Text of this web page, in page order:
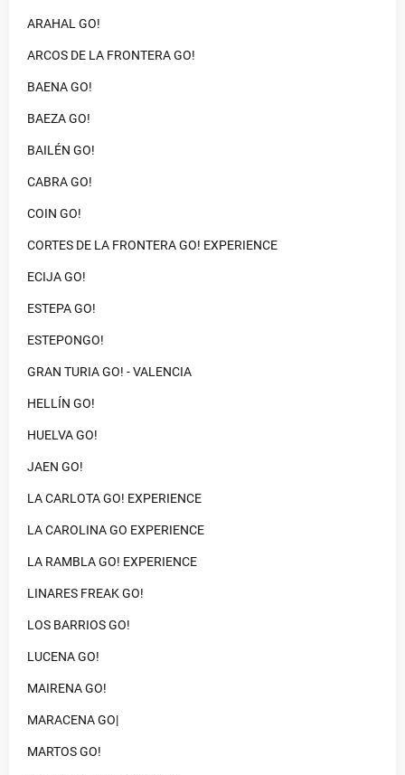
ARAHAL GO!
ARCOS DE LA FRONTERA GO!
BAENA GO!
BAEZA GO!
BAILÉN GO!
CABRA GO!
COIN GO!
CORTES DE LA FRONTERA GO! EXPERIENCE
ECIJA GO!
ESTEPA GO!
ESTEPONGO!
GRAN TURIA GO! - VALENCIA
HELLÍN GO!
HUELVA GO!
JAEN GO!
LA CARLOTA GO! EXPERIENCE
LA CAROLINA GO EXPERIENCE
LA RAMBLA GO! EXPERIENCE
LINARES FREAK GO!
LOS BARRIOS GO!
LUCENA GO!
MAIRENA GO!
MARACENA GO|
MARTOS GO!